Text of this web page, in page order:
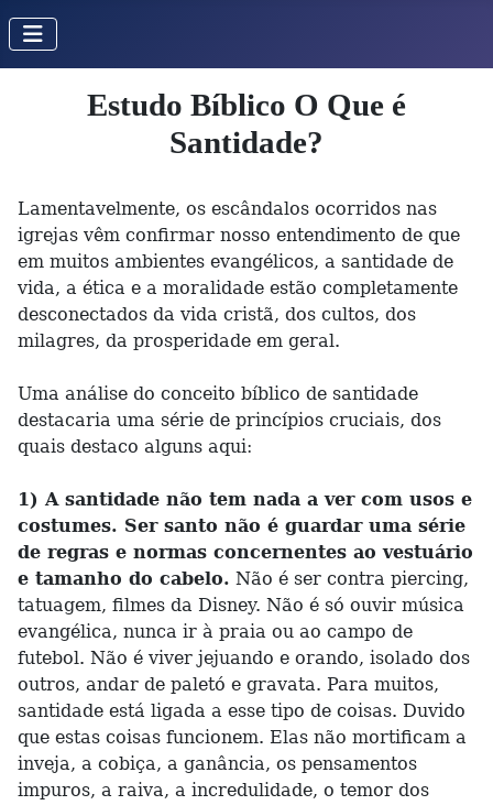
Estudo Bíblico O Que é
Santidade?
Lamentavelmente, os escândalos ocorridos nas
igrejas vêm confirmar nosso entendimento de que
em muitos ambientes evangélicos, a santidade de
vida, a ética e a moralidade estão completamente
desconectados da vida cristã, dos cultos, dos
milagres, da prosperidade em geral.
Uma análise do conceito bíblico de santidade
destacaria uma série de princípios cruciais, dos
quais destaco alguns aqui:
1) A santidade não tem nada a ver com usos e
costumes. Ser santo não é guardar uma série
de regras e normas concernentes ao vestuário
e tamanho do cabelo. Não é ser contra piercing,
tatuagem, filmes da Disney. Não é só ouvir música
evangélica, nunca ir à praia ou ao campo de
futebol. Não é viver jejuando e orando, isolado dos
outros, andar de paletó e gravata. Para muitos,
santidade está ligada a esse tipo de coisas. Duvido
que estas coisas funcionem. Elas não mortificam a
inveja, a cobiça, a ganância, os pensamentos
impuros, a raiva, a incredulidade, o temor dos